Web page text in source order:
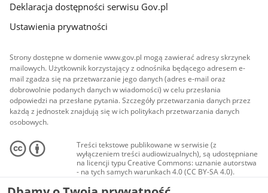
Deklaracja dostępności serwisu Gov.pl
Ustawienia prywatności
Strony dostępne w domenie www.gov.pl mogą zawierać adresy skrzynek
mailowych. Użytkownik korzystający z odnośnika będącego adresem e-
mail zgadza się na przetwarzanie jego danych (adres e-mail oraz
dobrowolnie podanych danych w wiadomości) w celu przesłania
odpowiedzi na przesłane pytania. Szczegóły przetwarzania danych przez
każdą z jednostek znajdują się w ich politykach przetwarzania danych
osobowych.
Treści tekstowe publikowane w serwisie (z
wyłączeniem treści audiowizualnych), są udostępniane
na licencji typu Creative Commons: uznanie autorstwa
- na tych samych warunkach 4.0 (CC BY-SA 4.0).
Materiały audiowizualne, w tym zdjęcia, materiały
audio i wideo, są udostępniane na licencji typu